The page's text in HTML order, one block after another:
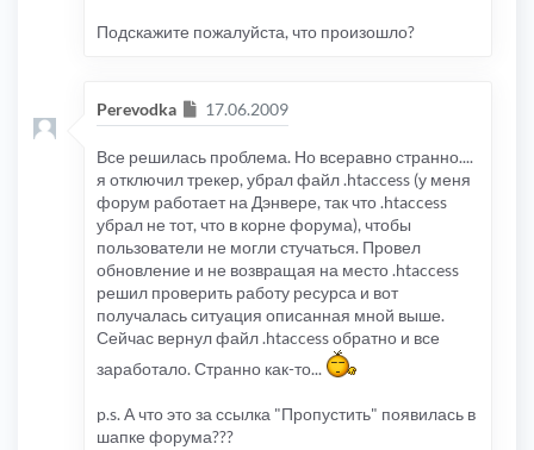
Подскажите пожалуйста, что произошло?
Perevodka Сообщение
17.06.2009
Все решилась проблема. Но всеравно странно....
я отключил трекер, убрал файл .htaccess (у меня
форум работает на Дэнвере, так что .htaccess
убрал не тот, что в корне форума), чтобы
пользователи не могли стучаться. Провел
обновление и не возвращая на место .htaccess
решил проверить работу ресурса и вот
получалась ситуация описанная мной выше.
Сейчас вернул файл .htaccess обратно и все
заработало. Странно как-то...
p.s. А что это за ссылка "Пропустить" появилась в
шапке форума???